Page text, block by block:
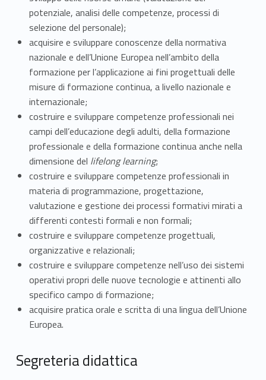
(
R
.
1
/
1
potenziale, analisi delle competenze, processi di
selezione del personale);
acquisire e sviluppare conoscenze della normativa
nazionale e dell’Unione Europea nell’ambito della
formazione per l’applicazione ai fini progettuali delle
misure di formazione continua, a livello nazionale e
internazionale;
costruire e sviluppare competenze professionali nei
campi dell’educazione degli adulti, della formazione
professionale e della formazione continua anche nella
dimensione del lifelong learning;
costruire e sviluppare competenze professionali in
materia di programmazione, progettazione,
valutazione e gestione dei processi formativi mirati a
differenti contesti formali e non formali;
costruire e sviluppare competenze progettuali,
organizzative e relazionali;
costruire e sviluppare competenze nell’uso dei sistemi
operativi propri delle nuove tecnologie e attinenti allo
specifico campo di formazione;
acquisire pratica orale e scritta di una lingua dell’Unione
Europea.
Segreteria didattica